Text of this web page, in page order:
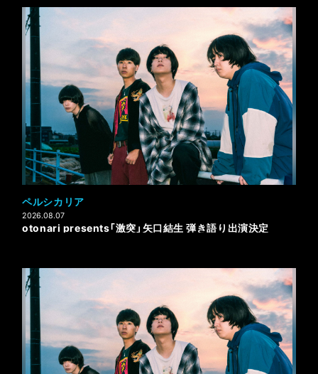
ペルシカリア
2026.08.07
otonari presents「激突」矢口結生 弾き語り出演決定